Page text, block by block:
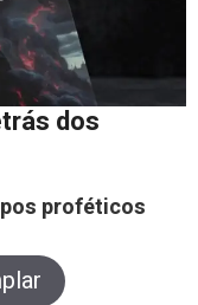
dos
proféticos